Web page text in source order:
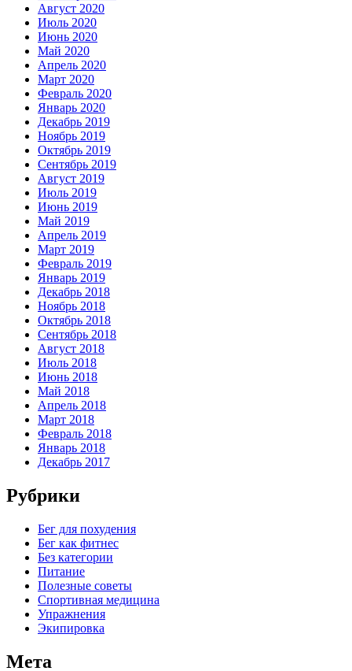
Август 2020
Июль 2020
Июнь 2020
Май 2020
Апрель 2020
Март 2020
Февраль 2020
Январь 2020
Декабрь 2019
Ноябрь 2019
Октябрь 2019
Сентябрь 2019
Август 2019
Июль 2019
Июнь 2019
Май 2019
Апрель 2019
Март 2019
Февраль 2019
Январь 2019
Декабрь 2018
Ноябрь 2018
Октябрь 2018
Сентябрь 2018
Август 2018
Июль 2018
Июнь 2018
Май 2018
Апрель 2018
Март 2018
Февраль 2018
Январь 2018
Декабрь 2017
Рубрики
Бег для похудения
Бег как фитнес
Без категории
Питание
Полезные советы
Спортивная медицина
Упражнения
Экипировка
Мета